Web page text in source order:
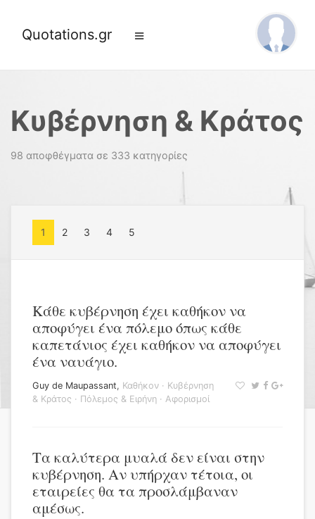
Quotations.gr
Κυβέρνηση & Κράτος
98 αποφθέγματα σε 333 κατηγορίες
1 2 3 4 5
Κάθε κυβέρνηση έχει καθήκον να
αποφύγει ένα πόλεμο όπως κάθε
καπετάνιος έχει καθήκον να αποφύγει
ένα ναυάγιο.
Guy de Maupassant, Καθήκον · Κυβέρνηση
& Κράτος · Πόλεμος & Ειρήνη · Αφορισμοί
Τα καλύτερα μυαλά δεν είναι στην
κυβέρνηση. Αν υπήρχαν τέτοια, οι
εταιρείες θα τα προσλάμβαναν
αμέσως.